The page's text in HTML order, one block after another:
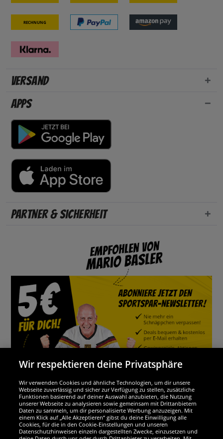
Rechnung
Versand
Apps
Partner & Sicherheit
Wir sind ausgezeichnet
Wir respektieren deine Privatsphäre
Wir verwenden Cookies und ähnliche Technologien, um dir unsere
Webseite zuverlässig und sicher zur Verfügung zu stellen, zusätzliche
Funktionen basierend auf deiner Auswahl anzubieten, die Nutzung
unserer Webseite zu analysieren sowie gemeinsam mit Drittanbietern
Daten zu sammeln, um dir personalisierte Werbung anzuzeigen. Mit
einem Klick auf „Alle Akzeptieren“ gibst du deine Einwilligung alle
Cookies, für die in den Cookie-Einstellungen und unseren
Datenschutzhinweisen einzeln dargestellten Zwecke, einzusetzen und